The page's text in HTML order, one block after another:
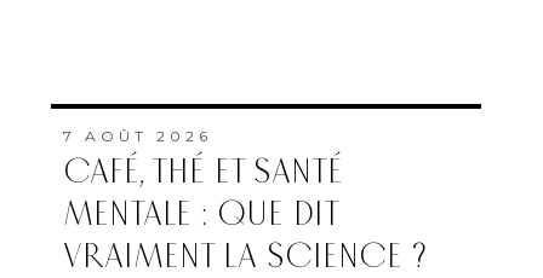
7 AOÛT 2026
CAFÉ, THÉ ET SANTÉ
MENTALE : QUE DIT
VRAIMENT LA SCIENCE ?